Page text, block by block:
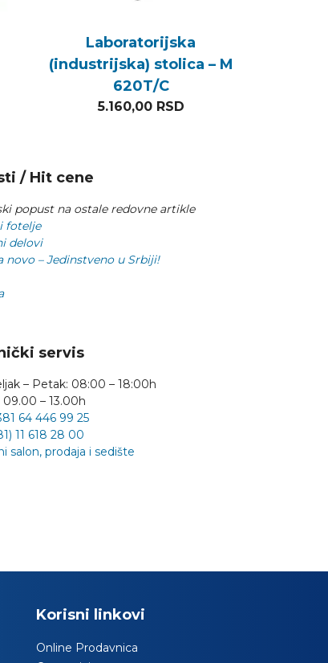
Laboratorijska
(industrijska) stolica – M
620T/C
5.160,00 RSD
/ Hit cene
popust na ostale redovne artikle
fotelje
delovi
novo – Jedinstveno u Srbiji!
servis
– Petak: 08:00 – 18:00h
– 13.00h
64 446 99 25
11 618 28 00
salon, prodaja i sedište
Korisni linkovi
Online Prodavnica